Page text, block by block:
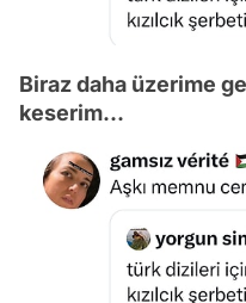
Biraz daha üzerime
keserim...